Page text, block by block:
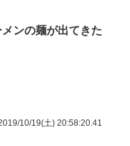
ンの麺が出てきた
10/19(土) 20:58:20.41